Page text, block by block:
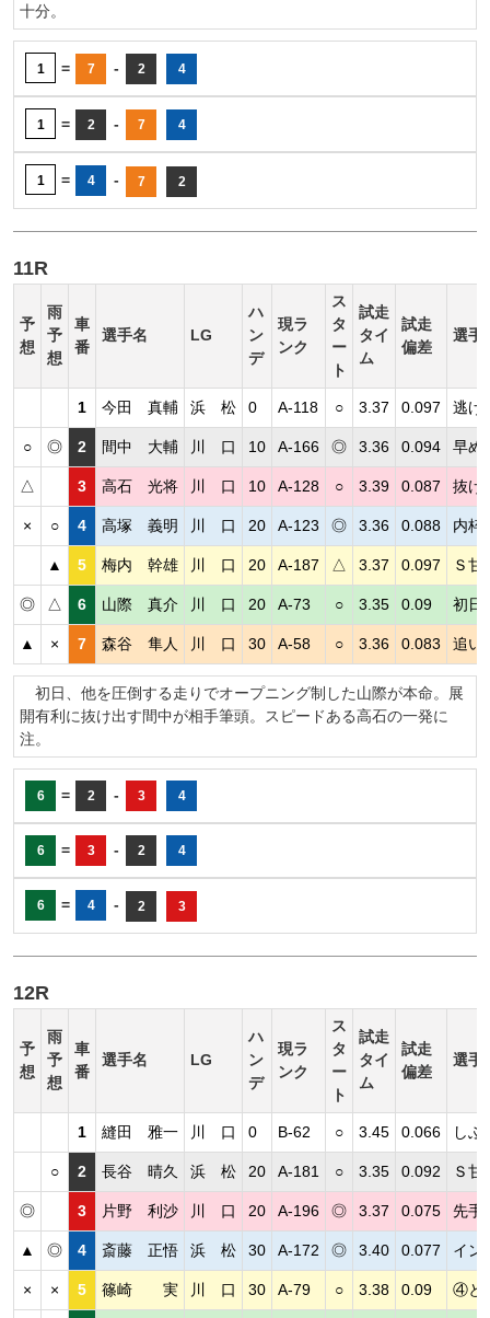
十分。
1 = 7 - 2 4
1 = 2 - 7 4
1 = 4 - 7 2
11R
予
想
雨
予
想
車
番
選手名 LG
ハ
ン
デ
現ラ
ンク
ス
タ
ー
ト
試走
タイ
ム
試走
偏差
選手
1 今田 真輔 浜 松 0 A-118 ○ 3.37 0.097 逃げ
○ ◎ 2 間中 大輔 川 口 10 A-166 ◎ 3.36 0.094 早め
△ 3 高石 光将 川 口 10 A-128 ○ 3.39 0.087 抜け
× ○ 4 高塚 義明 川 口 20 A-123 ◎ 3.36 0.088 内枠
▲ 5 梅内 幹雄 川 口 20 A-187 △ 3.37 0.097 Ｓ甘
◎ △ 6 山際 真介 川 口 20 A-73 ○ 3.35 0.09 初日
▲ × 7 森谷 隼人 川 口 30 A-58 ○ 3.36 0.083 追い
初日、他を圧倒する走りでオープニング制した山際が本命。展
開有利に抜け出す間中が相手筆頭。スピードある高石の一発に
注。
6 = 2 - 3 4
6 = 3 - 2 4
6 = 4 - 2 3
12R
予
想
雨
予
想
車
番
選手名 LG
ハ
ン
デ
現ラ
ンク
ス
タ
ー
ト
試走
タイ
ム
試走
偏差
選手
1 縫田 雅一 川 口 0 B-62 ○ 3.45 0.066 しぶ
○ 2 長谷 晴久 浜 松 20 A-181 ○ 3.35 0.092 Ｓ甘
◎ 3 片野 利沙 川 口 20 A-196 ◎ 3.37 0.075 先手
▲ ◎ 4 斎藤 正悟 浜 松 30 A-172 ◎ 3.40 0.077 イン
× × 5 篠崎 実 川 口 30 A-79 ○ 3.38 0.09 ④と